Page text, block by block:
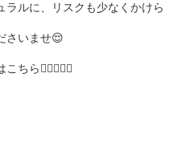
ルに、リスクも少なくかけら
さいませ😌
ちら💁🏻‍♀️💁‍♂️